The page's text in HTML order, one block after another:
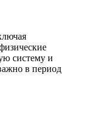
систему и
в период